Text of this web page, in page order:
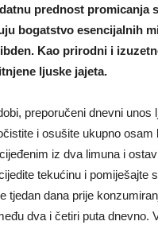
prednost promicanja
bogatstvo esencijalnih
Kao prirodni i
ljuske jajeta.
preporučeni dnevni
i osušite ukupno
iz dva limuna i
tekućinu i
tjedan dana prije
dva i četiri puta dnevno.